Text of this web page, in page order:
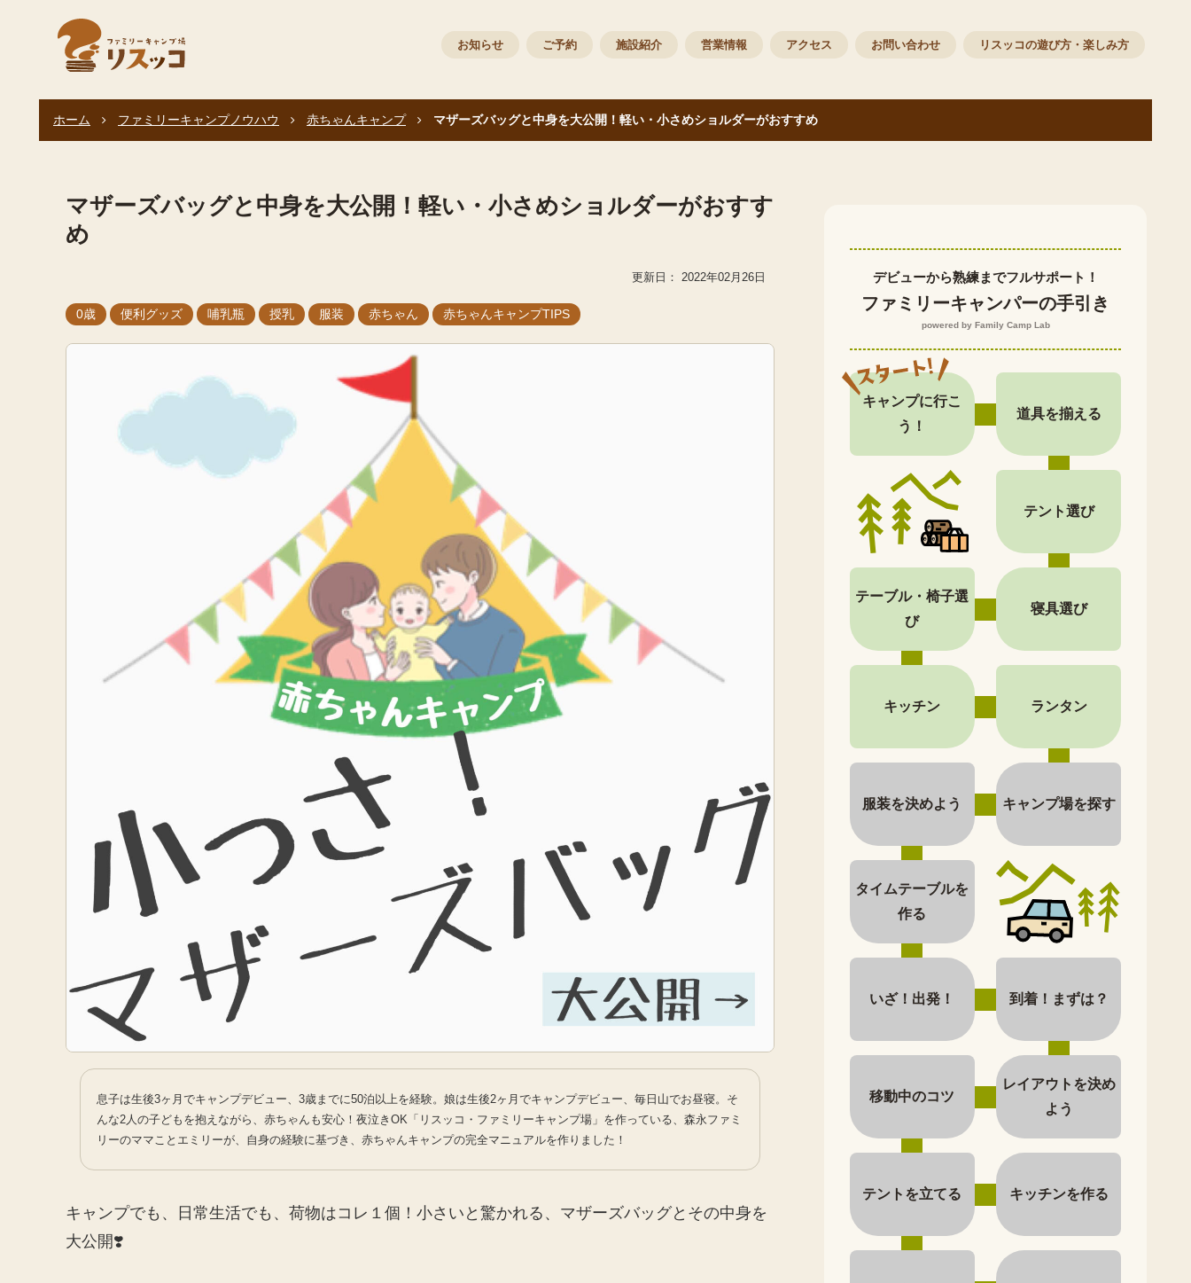
お知らせ ご予約 施設紹介 営業情報 アクセス お問い合わせ リスッコの遊び方・楽しみ方
ホーム ファミリーキャンプノウハウ 赤ちゃんキャンプ マザーズバッグと中身を大公開！軽い・小さめショルダーがおすすめ
マザーズバッグと中身を大公開！軽い・小さめショルダーがおすす
め
2022年02月26日
0歳 便利グッズ 哺乳瓶 授乳 服装 赤ちゃん 赤ちゃんキャンプTIPS
息子は生後3ヶ月でキャンプデビュー、3歳までに50泊以上を経験。娘は生後2ヶ月でキャンプデビュー、毎日山でお昼寝。そ
んな2人の子どもを抱えながら、赤ちゃんも安心！夜泣きOK「リスッコ・ファミリーキャンプ場」を作っている、森永ファミ
リーのママことエミリーが、自身の経験に基づき、赤ちゃんキャンプの完全マニュアルを作りました！
キャンプでも、日常生活でも、荷物はコレ１個！小さいと驚かれる、マザーズバッグとその中身を
大公開❣️
デビューから熟練までフルサポート！
ファミリーキャンパーの手引き
powered by Family Camp Lab
キャンプに行こ
う！
道具を揃える
テント選び
テーブル・椅子選
び
寝具選び
キッチン ランタン
服装を決めよう キャンプ場を探す
タイムテーブルを
作る
いざ！出発！ 到着！まずは？
移動中のコツ
レイアウトを決め
よう
テントを立てる キッチンを作る